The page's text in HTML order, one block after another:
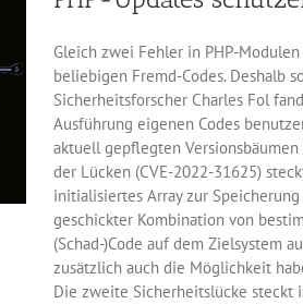
Chrome-
beseitigtGleich zwei Fehler in PHP-
beliebigen Fremd-Codes. Deshalb
Sicherheitsforscher Charles Fol
Ausführung eigenen Codes
aktuell gepflegten Versionsbäumen
der Lücken (CVE-2022-31625)
initialisiertes Array zur
geschickter Kombination von
(Schad-)Code auf dem Zielsystem
zusätzlich auch die Möglichkeit
Die zweite Sicherheitslücke steckt